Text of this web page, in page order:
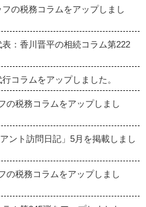
の税務コラムをアップしまし
：香川晋平の相続コラム第222
コラムをアップしました。
税務コラムをアップしまし
ント訪問日記」5月を掲載しまし
税務コラムをアップしまし